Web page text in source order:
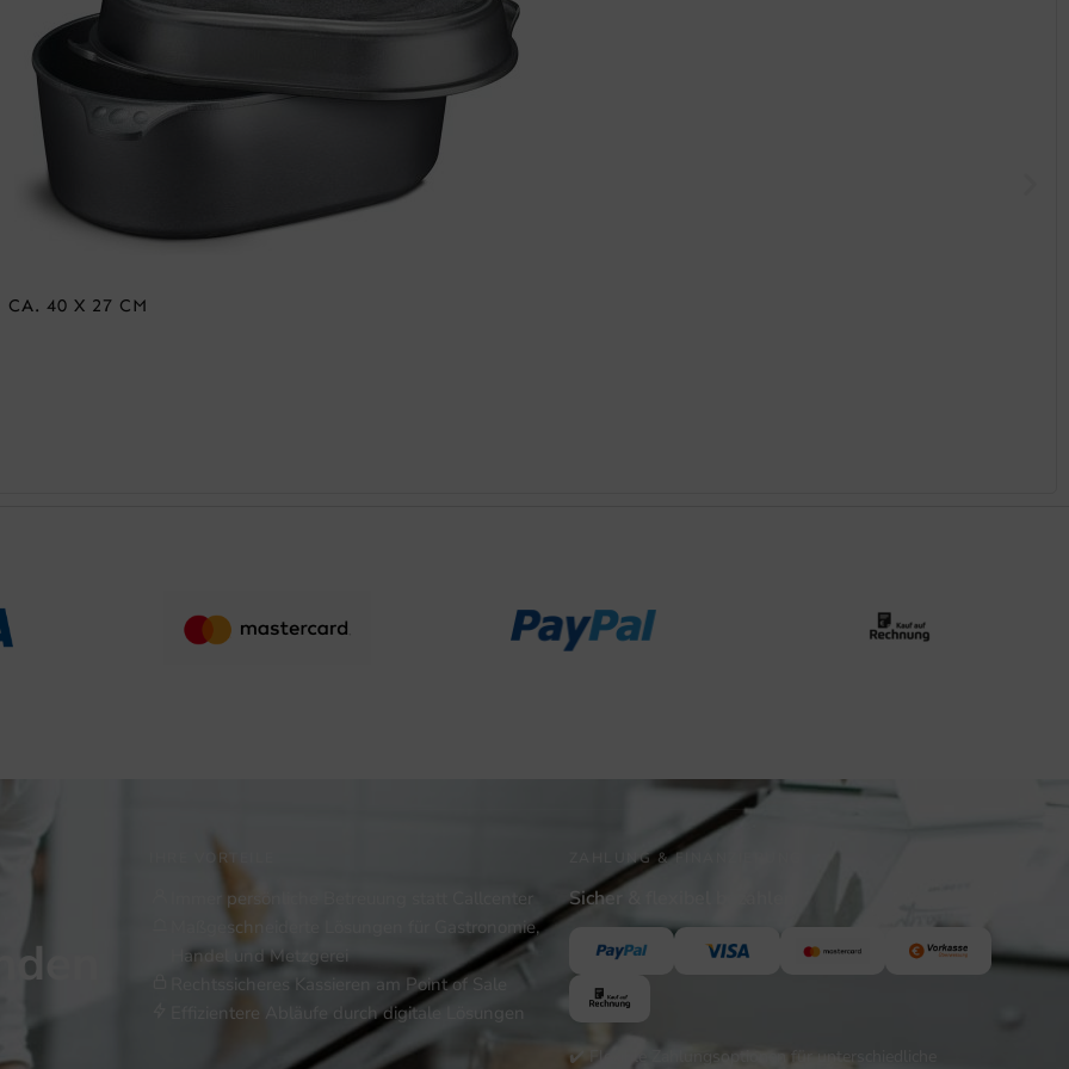
CA. 40 X 27 CM
IHRE VORTEILE
Immer persönliche Betreuung statt Callcenter
Maßgeschneiderte Lösungen für Gastronomie,
Handel und Metzgerei
Rechtssicheres Kassieren am Point of Sale
Effizientere Abläufe durch digitale Lösungen
ZAHLUNG & FINANZIERUNG
Sicher & flexibel bezahlen
✔️ Flexible Zahlungsoptionen für unterschiedliche